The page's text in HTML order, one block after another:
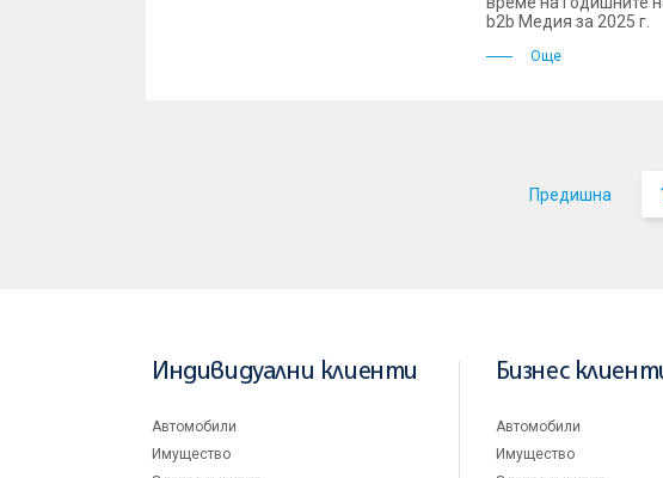
b2b Медия за 2025 г.
Още
Предишна
Индивидуални клиенти
Автомобили
Имущество
Бизнес
Автомобили
Имущество